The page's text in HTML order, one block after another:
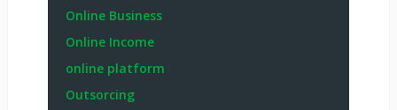
Online Business
Online Income
online platform
Outsorcing